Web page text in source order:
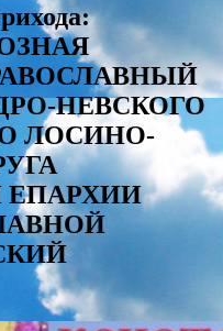
НЕВСКОГО
ЛОСИНО-